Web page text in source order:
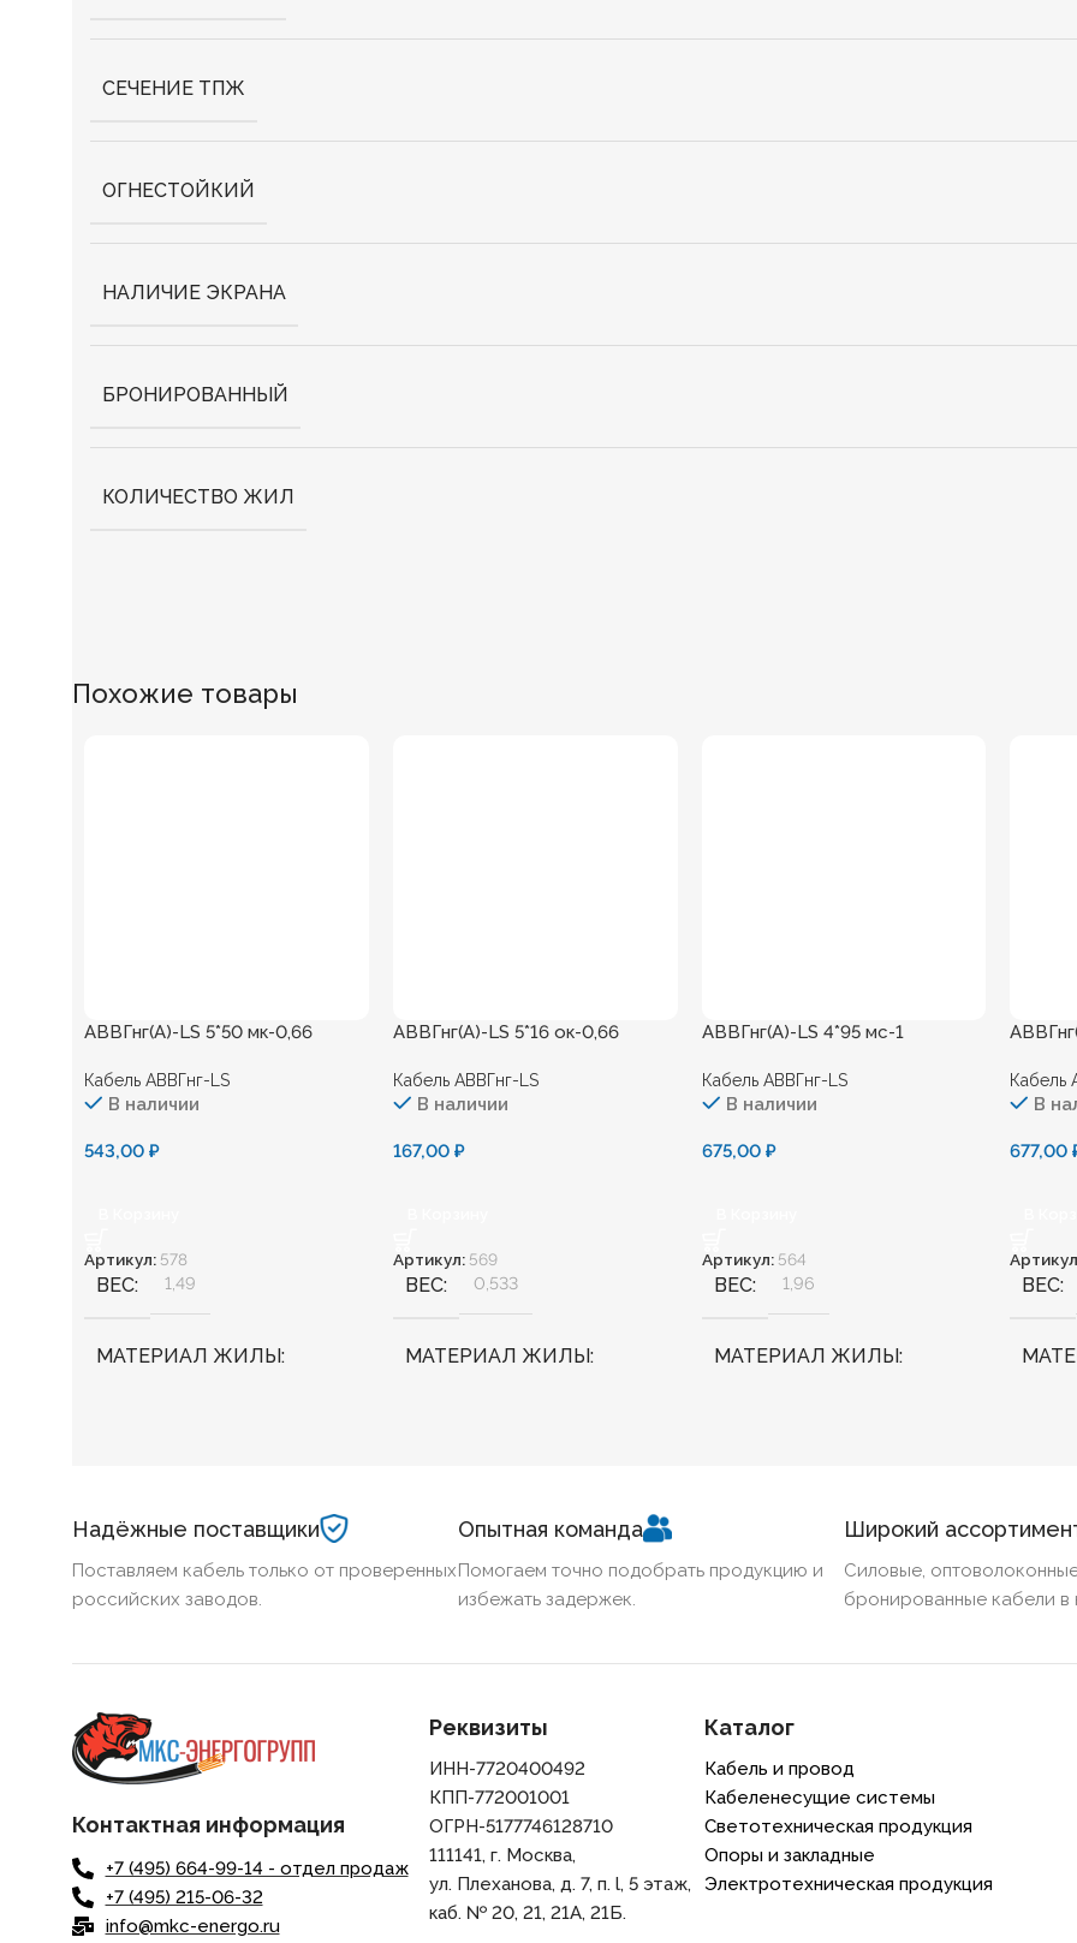
СЕЧЕНИЕ ТПЖ
ОГНЕСТОЙКИЙ
НАЛИЧИЕ ЭКРАНА
БРОНИРОВАННЫЙ
КОЛИЧЕСТВО ЖИЛ
Похожие товары
АВВГнг(А)-LS 5*50 мк-0,66
Кабель АВВГнг-LS
В наличии
543,00 ₽
Артикул: 578
ВЕС 1,49
МАТЕРИАЛ ЖИЛЫ
ХЛАДОСТОЙКИЙ
НАЛИЧИЕ ЭКРАНА
БРОНИРОВАННЫЙ Нет
КОЛИЧЕСТВО ЖИЛ
АВВГнг(А)-LS 5*16 ок-0,66
Кабель АВВГнг-LS
В наличии
167,00 ₽
Артикул: 569
ВЕС 0,533
МАТЕРИАЛ ЖИЛЫ
ХЛАДОСТОЙКИЙ
НАЛИЧИЕ ЭКРАНА
КОЛИЧЕСТВО ЖИЛ
АВВГнг(А)-LS 4*95 мс-1
Кабель АВВГнг-LS
В наличии
675,00 ₽
Артикул: 564
ВЕС 1,96
МАТЕРИАЛ ЖИЛЫ
ХЛАДОСТОЙКИЙ
НАЛИЧИЕ ЭКРАНА
БРОНИРОВАННЫЙ Нет
Кабель
В
677,00
ВЕС
Надёжные поставщики
Поставляем кабель только от проверенных
российских заводов.
Опытная команда
Помогаем точно подобрать продукцию и
избежать задержек.
Широкий
Силовые,
бронированные кабели в
Контактная информация
+7 (495) 664-99-14 - отдел продаж
+7 (495) 215-06-32
info@mkc-energo.ru
Реквизиты
ИНН-7720400492
КПП-772001001
ОГРН-5177746128710
111141, г. Москва,
ул. Плеханова, д. 7, п. l, 5 этаж,
каб. № 20, 21, 21A, 21Б.
Каталог
Кабель и провод
Кабеленесущие системы
Светотехническая продукция
Опоры и закладные
Электротехническая продукция